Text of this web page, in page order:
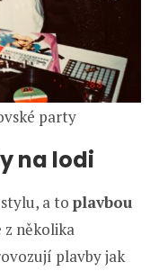
party
na lodi
a to plavbou
z několika
plavby jak